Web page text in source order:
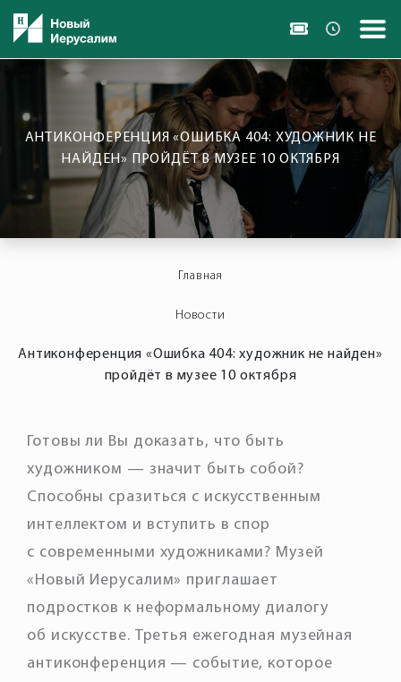
АНТИКОНФЕРЕНЦИЯ «ОШИБКА 404: ХУДОЖНИК НЕ
НАЙДЕН» ПРОЙДЁТ В МУЗЕЕ 10 ОКТЯБРЯ
Главная
Новости
Антиконференция «Ошибка 404: художник не найден»
пройдёт в музее 10 октября
Готовы ли Вы доказать, что быть
художником — значит быть собой?
Способны сразиться с искусственным
интеллектом и вступить в спор
с современными художниками? Музей
«Новый Иерусалим» приглашает
подростков к неформальному диалогу
об искусстве. Третья ежегодная музейная
антиконференция — событие, которое